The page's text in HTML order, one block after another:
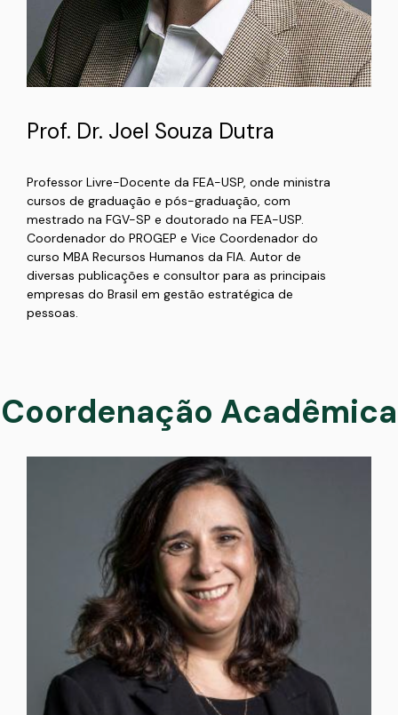
Prof. Dr. Joel Souza Dutra
Professor Livre-Docente da FEA-USP, onde ministra
cursos de graduação e pós-graduação, com
mestrado na FGV-SP e doutorado na FEA-USP.
Coordenador do PROGEP e Vice Coordenador do
curso MBA Recursos Humanos da FIA. Autor de
diversas publicações e consultor para as principais
empresas do Brasil em gestão estratégica de
pessoas.
Coordenação Acadêmica